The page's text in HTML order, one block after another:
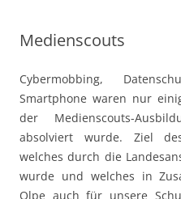
Medienscouts
Cybermobbing,
Smartphone waren nur
der Medienscouts-
absolviert wurde. Ziel
welches durch die
wurde und welches in
Olpe auch für unsere